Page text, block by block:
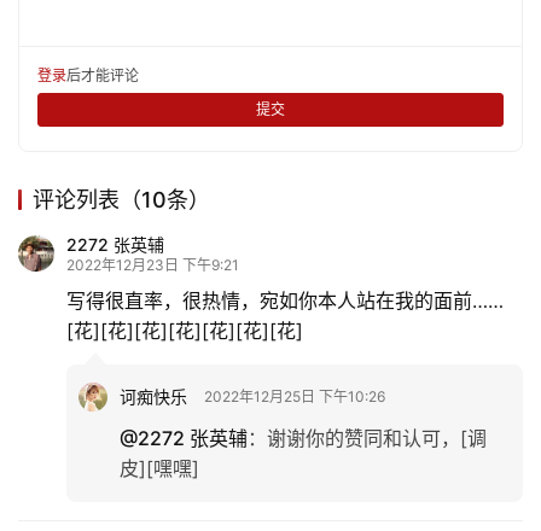
登录后才能评论
提交
评论列表（10条）
2272 张英辅
2022年12月23日 下午9:21
写得很直率，很热情，宛如你本人站在我的面前……
[花][花][花][花][花][花][花]
诃痴快乐 2022年12月25日 下午10:26
@2272 张英辅： 谢谢你的赞同和认可，[调
皮][嘿嘿]